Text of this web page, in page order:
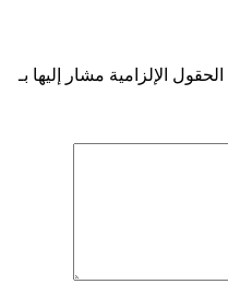
الحقول الإلزامية مشار إليها بـ